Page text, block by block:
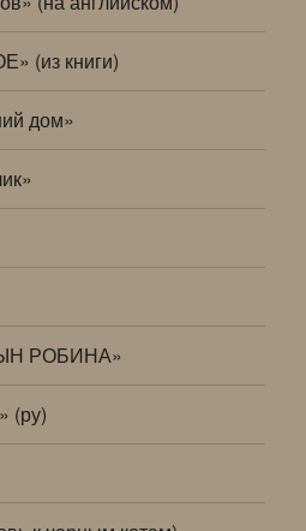
(из книги)
дом»
РОБИНА»
(ру)